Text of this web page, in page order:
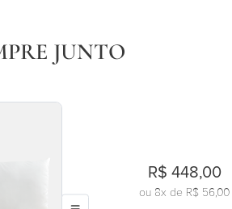
JUNTO
R$ 448,00
ou 8x de R$ 56,00